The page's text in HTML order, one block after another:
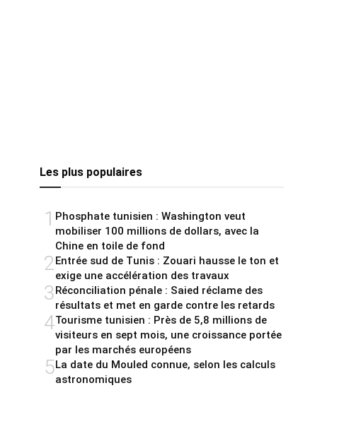
Les plus populaires
1 Phosphate tunisien : Washington veut
mobiliser 100 millions de dollars, avec la
Chine en toile de fond
2Entrée sud de Tunis : Zouari hausse le ton et
exige une accélération des travaux
3Réconciliation pénale : Saied réclame des
résultats et met en garde contre les retards
4Tourisme tunisien : Près de 5,8 millions de
visiteurs en sept mois, une croissance portée
par les marchés européens
5La date du Mouled connue, selon les calculs
astronomiques